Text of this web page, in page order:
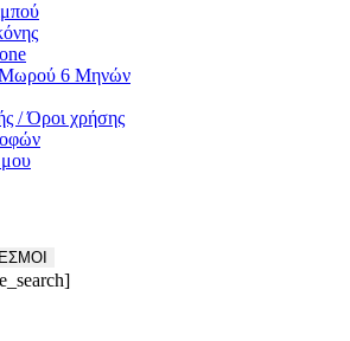
Μωρού 6 Μηνών
/ Όροι χρήσης